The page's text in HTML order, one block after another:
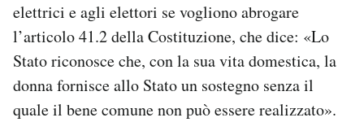
elettrici e agli elettori se vogliono abrogare
l’articolo 41.2 della Costituzione, che dice: «Lo
Stato riconosce che, con la sua vita domestica, la
donna fornisce allo Stato un sostegno senza il
quale il bene comune non può essere realizzato».